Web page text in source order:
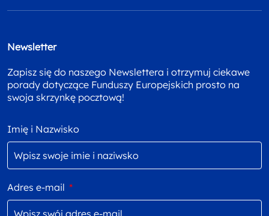
Newsletter
Zapisz się do naszego Newslettera i otrzymuj ciekawe
porady dotyczące Funduszy Europejskich prosto na
swoja skrzynkę pocztową!
Imię i Nazwisko
Adres e-mail *